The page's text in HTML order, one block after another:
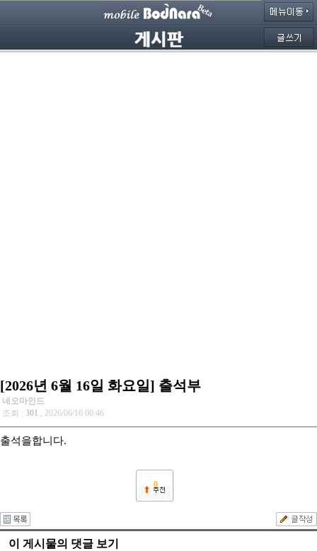
[2026년 6월 16일 화요일] 출석부
네오마인드
조회 : 301 , 2026/06/16 00:46
출석을합니다.
0
이 게시물의 댓글 보기